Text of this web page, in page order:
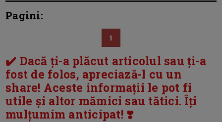
Pagini:
1
✔️ Dacă ți-a plăcut articolul sau ți-a
fost de folos, apreciază-l cu un
share! Aceste informații le pot fi
utile și altor mămici sau tătici. Îți
mulțumim anticipat! ❣️